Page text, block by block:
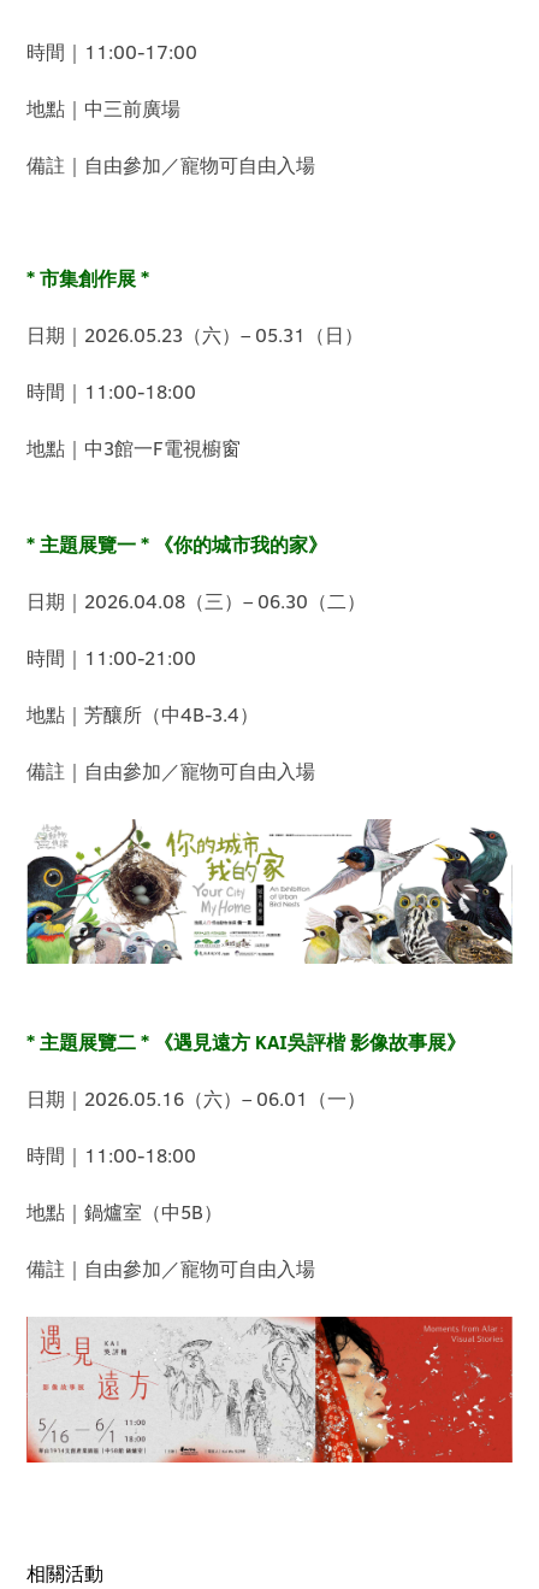
時間｜11:00-17:00
地點｜中三前廣場
備註｜自由參加／寵物可自由入場
* 市集創作展 *
日期｜2026.05.23（六）– 05.31（日）
時間｜11:00-18:00
地點｜中3館一F電視櫥窗
* 主題展覽一 * 《你的城市我的家》
日期｜2026.04.08（三）– 06.30（二）
時間｜11:00-21:00
地點｜芳釀所（中4B-3.4）
備註｜自由參加／寵物可自由入場
* 主題展覽二 * 《遇見遠方 KAI吳評楷 影像故事展》
日期｜2026.05.16（六）– 06.01（一）
時間｜11:00-18:00
地點｜鍋爐室（中5B）
備註｜自由參加／寵物可自由入場
相關活動